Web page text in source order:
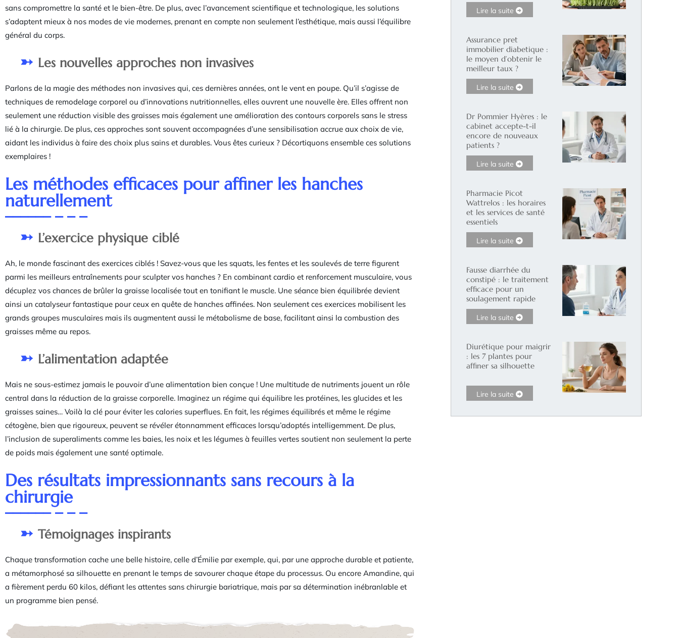
sans compromettre la santé et le bien-être. De plus, avec l’avancement scientifique et technologique, les solutions
s’adaptent mieux à nos modes de vie modernes, prenant en compte non seulement l’esthétique, mais aussi l’équilibre
général du corps.
Les nouvelles approches non invasives
Parlons de la magie des méthodes non invasives qui, ces dernières années, ont le vent en poupe. Qu’il s’agisse de
techniques de remodelage corporel ou d’innovations nutritionnelles, elles ouvrent une nouvelle ère. Elles offrent non
seulement une réduction visible des graisses mais également une amélioration des contours corporels sans le stress
lié à la chirurgie. De plus, ces approches sont souvent accompagnées d’une sensibilisation accrue aux choix de vie,
aidant les individus à faire des choix plus sains et durables. Vous êtes curieux ? Décortiquons ensemble ces solutions
exemplaires !
Les méthodes efficaces pour affiner les hanches
naturellement
L’exercice physique ciblé
Ah, le monde fascinant des exercices ciblés ! Savez-vous que les squats, les fentes et les soulevés de terre figurent
parmi les meilleurs entraînements pour sculpter vos hanches ? En combinant cardio et renforcement musculaire, vous
décuplez vos chances de brûler la graisse localisée tout en tonifiant le muscle. Une séance bien équilibrée devient
ainsi un catalyseur fantastique pour ceux en quête de hanches affinées. Non seulement ces exercices mobilisent les
grands groupes musculaires mais ils augmentent aussi le métabolisme de base, facilitant ainsi la combustion des
graisses même au repos.
L’alimentation adaptée
Mais ne sous-estimez jamais le pouvoir d’une alimentation bien conçue ! Une multitude de nutriments jouent un rôle
central dans la réduction de la graisse corporelle. Imaginez un régime qui équilibre les protéines, les glucides et les
graisses saines… Voilà la clé pour éviter les calories superflues. En fait, les régimes équilibrés et même le régime
cétogène, bien que rigoureux, peuvent se révéler étonnamment efficaces lorsqu’adoptés intelligemment. De plus,
l’inclusion de superaliments comme les baies, les noix et les légumes à feuilles vertes soutient non seulement la perte
de poids mais également une santé optimale.
Des résultats impressionnants sans recours à la
chirurgie
Témoignages inspirants
Chaque transformation cache une belle histoire, celle d’Émilie par exemple, qui, par une approche durable et patiente,
a métamorphosé sa silhouette en prenant le temps de savourer chaque étape du processus. Ou encore Amandine, qui
a fièrement perdu 60 kilos, défiant les attentes sans chirurgie bariatrique, mais par sa détermination inébranlable et
un programme bien pensé.
Lire la suite
Assurance pret
immobilier diabetique :
le moyen d’obtenir le
meilleur taux ?
Lire la suite
Dr Pommier Hyères : le
cabinet accepte-t-il
encore de nouveaux
patients ?
Lire la suite
Pharmacie Picot
Wattrelos : les horaires
et les services de santé
essentiels
Lire la suite
Fausse diarrhée du
constipé : le traitement
efficace pour un
soulagement rapide
Lire la suite
Diurétique pour maigrir
: les 7 plantes pour
affiner sa silhouette
Lire la suite